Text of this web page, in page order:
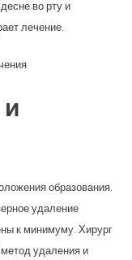
во рту и
лечение.
образования.
удаление
к минимуму. Хирург
удаления и